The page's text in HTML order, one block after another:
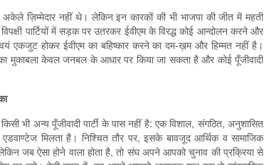
ज़िम्मेदार नहीं थे। लेकिन इन कारकों की भी भाजपा की जीत में महती
पार्टियों में सड़क पर उतरकर ईवीएम के विरद्ध कोई आन्दोलन करने और
होकर ईवीएम का बहिष्कार करने का दम-ख़म और हिम्मत नहीं है।
मुकाबला केवल जनबल के आधार पर किया जा सकता है और कोई पूँजीवादी
भी अन्य पूँजीवादी पार्टी के पास नहीं है: एक विशाल, संगठित, अनुशासित
मिलता है। निश्चित तौर पर, इसके बावजूद आर्थिक व सामाजिक
जब ऐसा होने वाला होता है, तो संघ अपने आपको चुनाव की प्रक्रिया से